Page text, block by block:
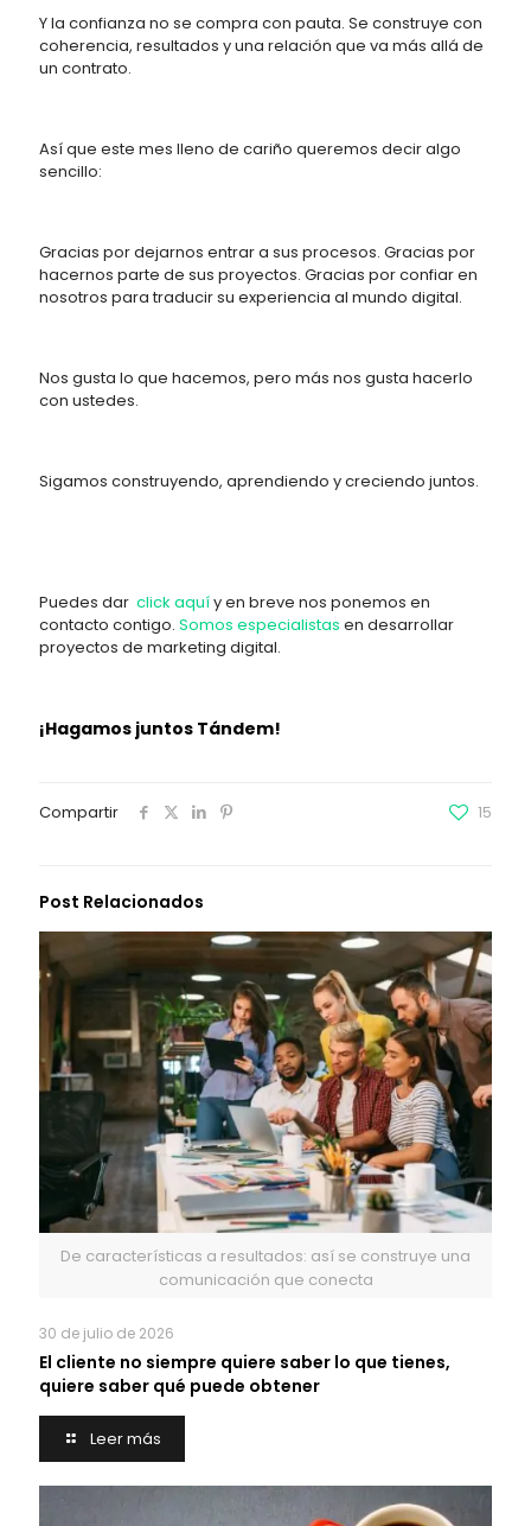
Y la confianza no se compra con pauta. Se construye con
coherencia, resultados y una relación que va más allá de
un contrato.
Así que este mes lleno de cariño queremos decir algo
sencillo:
Gracias por dejarnos entrar a sus procesos. Gracias por
hacernos parte de sus proyectos. Gracias por confiar en
nosotros para traducir su experiencia al mundo digital.
Nos gusta lo que hacemos, pero más nos gusta hacerlo
con ustedes.
Sigamos construyendo, aprendiendo y creciendo juntos.
Puedes dar click aquíy en breve nos ponemos en
contacto contigo. Somos especialistas en desarrollar
proyectos de marketing digital.
¡Hagamos juntos Tándem!
Compartir 15
Post Relacionados
De características a resultados: así se construye una
comunicación que conecta
30 de julio de 2026
El cliente no siempre quiere saber lo que tienes,
quiere saber qué puede obtener
Leer más